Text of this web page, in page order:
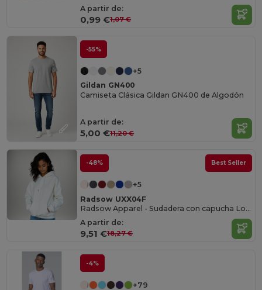
A partir de:
0,99 €1,07 €
-55%
+5
Gildan GN400
Camiseta Clásica Gildan GN400 de Algodón
A partir de:
5,00 €11,20 €
-48% Best Seller
+5
Radsow UXX04F
Radsow Apparel - Sudadera con capucha London para mujer
A partir de:
9,51 €18,27 €
-4%
+79